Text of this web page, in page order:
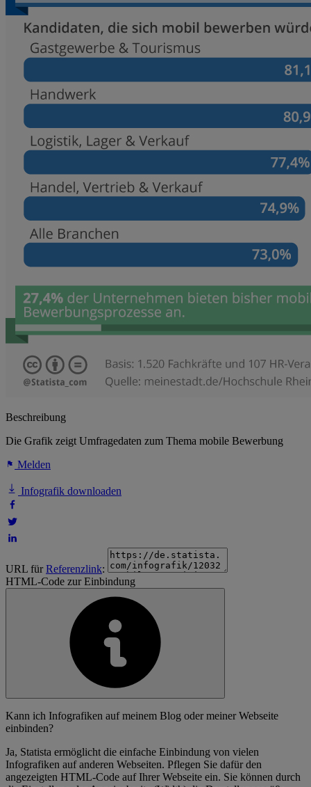
Beschreibung
Die Grafik zeigt Umfragedaten zum Thema mobile Bewerbung
Melden
Infografik downloaden
URL fürReferenzlink:
HTML-Code zur Einbindung
Kann ich Infografiken auf meinem Blog oder meiner Webseite
einbinden?
Ja, Statista ermöglicht die einfache Einbindung von vielen
Infografiken auf anderen Webseiten. Pflegen Sie dafür den
angezeigten HTML-Code auf Ihrer Webseite ein. Sie können durch